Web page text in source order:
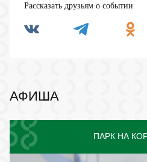
Рассказать друзьям о событии
АФИША
ПАРК НА